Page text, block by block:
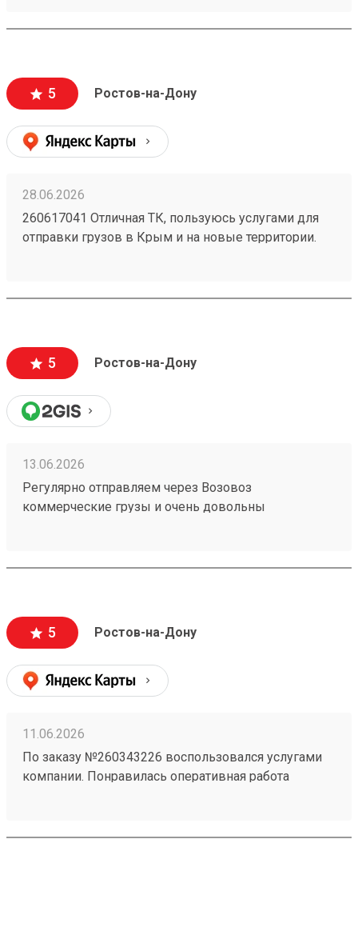
отправления считаются хрупкими, повреждения
5 Ростов-на-Дону
28.06.2026
260617041 Отличная ТК, пользуюсь услугами для
отправки грузов в Крым и на новые территории.
отправления считаются хрупкими, повреждения
5 Ростов-на-Дону
13.06.2026
Регулярно отправляем через Возовоз
коммерческие грузы и очень довольны
быстро. Персонал заслуживает отдельной похвалы
оформлением. Самое главное для нас — это
стопроцентная сохранность груза, коробки всегда
сроки соблюдаются. Рекомендую! (заказ №
260183788)
5 Ростов-на-Дону
11.06.2026
По заказу №260343226 воспользовался услугами
компании. Понравилась оперативная работа
своевременно. Замечаний по доставке нет.